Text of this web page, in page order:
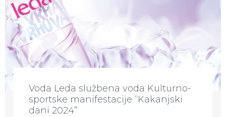
Voda Leda službena voda Kulturno-
sportske manifestacije “Kakanjski
dani 2024”